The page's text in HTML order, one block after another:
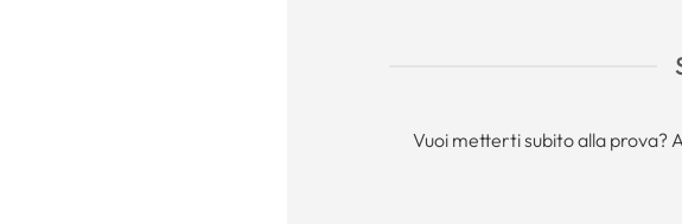
Vuoi metterti subito alla prova?